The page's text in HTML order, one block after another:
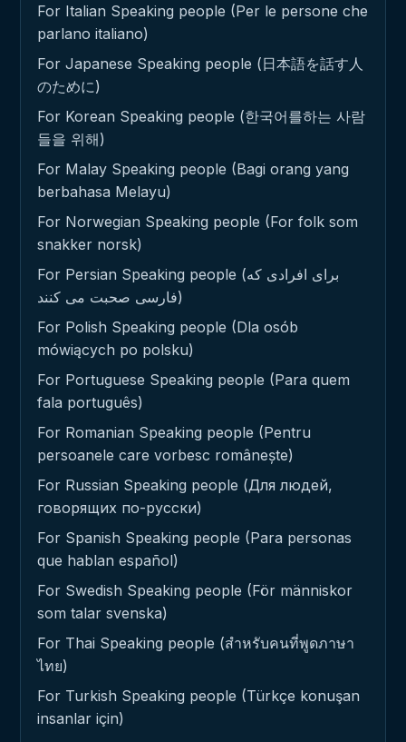
For Italian Speaking people (Per le persone che
parlano italiano)
For Japanese Speaking people (日本語を話す人
のために)
For Korean Speaking people (한국어를하는 사람
들을 위해)
For Malay Speaking people (Bagi orang yang
berbahasa Melayu)
For Norwegian Speaking people (For folk som
snakker norsk)
For Persian Speaking people (برای افرادی که
فارسی صحبت می کنند)
For Polish Speaking people (Dla osób
mówiących po polsku)
For Portuguese Speaking people (Para quem
fala português)
For Romanian Speaking people (Pentru
persoanele care vorbesc românește)
For Russian Speaking people (Для людей,
говорящих по-русски)
For Spanish Speaking people (Para personas
que hablan español)
For Swedish Speaking people (För människor
som talar svenska)
For Thai Speaking people (สำหรับคนที่พูดภาษา
ไทย)
For Turkish Speaking people (Türkçe konuşan
insanlar için)